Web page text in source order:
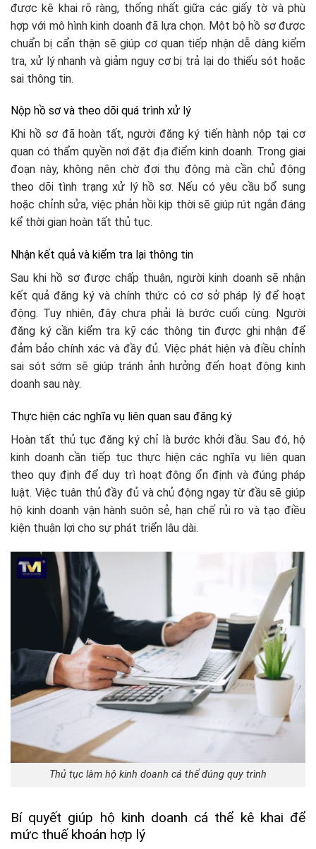
được kê khai rõ ràng, thống nhất giữa các giấy tờ và phù
hợp với mô hình kinh doanh đã lựa chọn. Một bộ hồ sơ được
chuẩn bị cẩn thận sẽ giúp cơ quan tiếp nhận dễ dàng kiểm
tra, xử lý nhanh và giảm nguy cơ bị trả lại do thiếu sót hoặc
sai thông tin.
Nộp hồ sơ và theo dõi quá trình xử lý
Khi hồ sơ đã hoàn tất, người đăng ký tiến hành nộp tại cơ
quan có thẩm quyền nơi đặt địa điểm kinh doanh. Trong giai
đoạn này, không nên chờ đợi thụ động mà cần chủ động
theo dõi tình trạng xử lý hồ sơ. Nếu có yêu cầu bổ sung
hoặc chỉnh sửa, việc phản hồi kịp thời sẽ giúp rút ngắn đáng
kể thời gian hoàn tất thủ tục.
Nhận kết quả và kiểm tra lại thông tin
Sau khi hồ sơ được chấp thuận, người kinh doanh sẽ nhận
kết quả đăng ký và chính thức có cơ sở pháp lý để hoạt
động. Tuy nhiên, đây chưa phải là bước cuối cùng. Người
đăng ký cần kiểm tra kỹ các thông tin được ghi nhận để
đảm bảo chính xác và đầy đủ. Việc phát hiện và điều chỉnh
sai sót sớm sẽ giúp tránh ảnh hưởng đến hoạt động kinh
doanh sau này.
Thực hiện các nghĩa vụ liên quan sau đăng ký
Hoàn tất thủ tục đăng ký chỉ là bước khởi đầu. Sau đó, hộ
kinh doanh cần tiếp tục thực hiện các nghĩa vụ liên quan
theo quy định để duy trì hoạt động ổn định và đúng pháp
luật. Việc tuân thủ đầy đủ và chủ động ngay từ đầu sẽ giúp
hộ kinh doanh vận hành suôn sẻ, hạn chế rủi ro và tạo điều
kiện thuận lợi cho sự phát triển lâu dài.
Thủ tục làm hộ kinh doanh cá thể đúng quy trình
Bí quyết giúp hộ kinh doanh cá thể kê khai để
mức thuế khoán hợp lý